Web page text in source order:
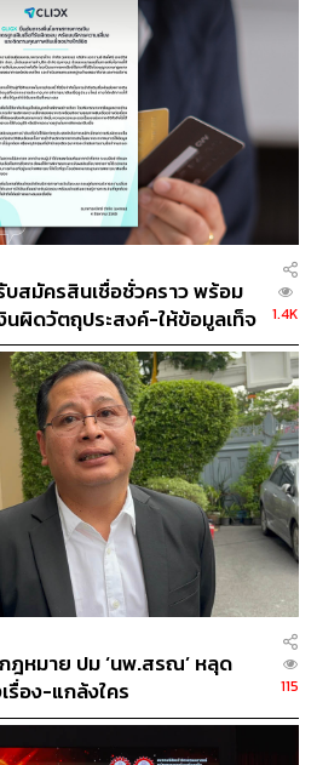
กไม่นับเป็นการทำ QE
ของ ธปท.
รวมทั้งธนบัตรที่ระลึกเป็นการทำ
หารจัดการธนบัตรให้มีเพียงพอกับ
น สำหรับใช้ชำระค่าสินค้าและ
วมทั้งเก็บเป็นเงินออมหรือเก็บเป็น
นเวียนในระบบถูกกำหนดด้วย
และธุรกิจเป็นสำคัญ เช่น ช่วง
ต์ที่ประชาชนมีความต้องการจับ
องออกใช้ธนบัตรมากขึ้น และเมื่อ
ารเงินสดของประชาชนลดลง
ระบบ โดยสรุป ธปท. ไม่สามารถ
ด้ หากประชาชนและธุรกิจไม่มี
สดจากธนาคารพาณิชย์
เทศนั้น เป็นการอัดฉีดสภาพคล่อง
บบเศรษฐกิจผ่านบัญชีของสถาบัน
รนำธนบัตรออกใช้แต่อย่างใด
ที่ออกมาเพื่อเก็บสะสมมีจำนวนที่
ธนบัตรหมุนเวียนปกติจึงบรรจุในตู้
าชนเข้าถึงได้ง่าย
บสมัครสินเชื่อชั่วคราว พร้อม
ดวัตถุประสงค์-ให้ข้อมูลเท็จ
1.4K
หมาย ปม ‘นพ.สรณ’ หลุด
รื่อง-แกล้งใคร
115